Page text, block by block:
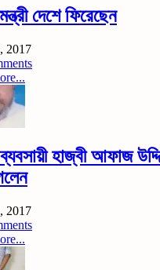
দেশে ফিরেছেন
2017
ব্যবসায়ী হাজ্বী আফাজ
2017